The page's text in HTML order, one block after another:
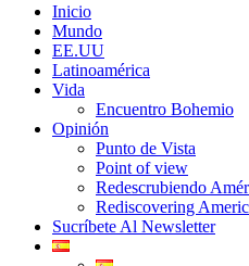
Inicio
Mundo
EE.UU
Latinoamérica
Vida
Encuentro Bohemio
Opinión
Punto de Vista
Point of view
Redescrubiendo
Rediscovering
Sucríbete Al Newsletter